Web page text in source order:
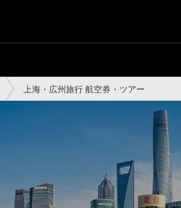
上海・広州旅行 航空券・ツアー